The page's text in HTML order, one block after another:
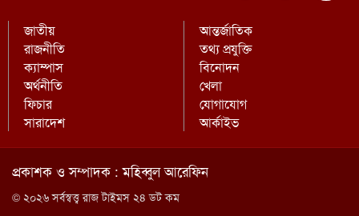
জাতীয়
রাজনীতি
আন্তর্জাতিক
তথ্য প্রযুক্তি
ক্যাম্পাস
অর্থনীতি
বিনোদন
খেলা
ফিচার
সারাদেশ
যোগাযোগ
আর্কাইভ
প্রকাশক ও সম্পাদক : মহিব্বুল আরেফিন
© ২০২৬ সর্বস্বত্ত্ব রাজ টাইমস ২৪ ডট কম